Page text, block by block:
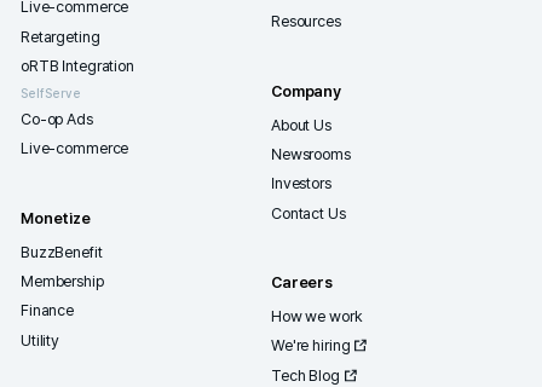
11.2. 서비스 및 본 약관과 관련한 제반 분쟁 및 소송은 민사소송법
원을 제1심 관할법원으로 합니다.
12. 개인정보보호 의무
회사는 관련법령이 정하는 바에 따라서 서비스 제공에 따라 취득한
이용정보를 보호하기 위하여 노력합니다. 사용자의 개인정보보호에
관련법령 및 회사가 정하는 개인정보처리방침에서 정한 바에 의하며
가 상시 확인할 수 있도록 홈페이지를 통해 공지하고 있습니다.
13. 기타
13.1. 회사는 법률의 변경이나 서비스의 변경사항을 반영하기 위한
로 본 약관이나 서비스에 적용되는 추가약관을 수정할 수 있습니다.